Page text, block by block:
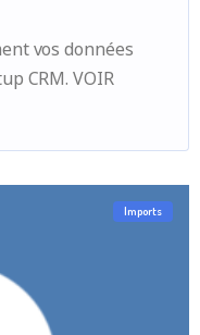
vos données
CRM. VOIR
Imports